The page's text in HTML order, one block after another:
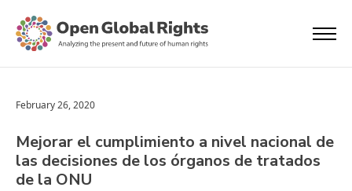
February 26, 2020
Mejorar el cumplimiento a nivel nacional de
las decisiones de los órganos de tratados
de la ONU